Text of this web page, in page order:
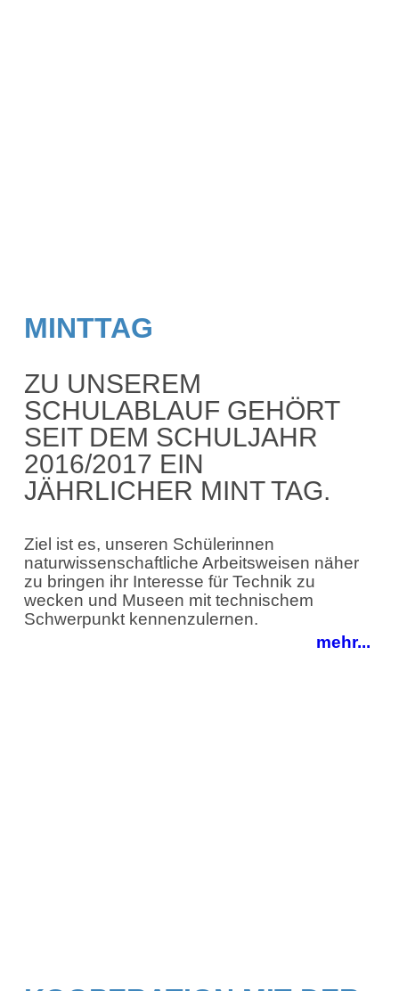
MINTTAG
ZU UNSEREM
SCHULABLAUF GEHÖRT
SEIT DEM SCHULJAHR
2016/2017 EIN
JÄHRLICHER MINT TAG.
Ziel ist es, unseren Schülerinnen
naturwissenschaftliche Arbeitsweisen näher
zu bringen ihr Interesse für Technik zu
wecken und Museen mit technischem
Schwerpunkt kennenzulernen.
mehr...